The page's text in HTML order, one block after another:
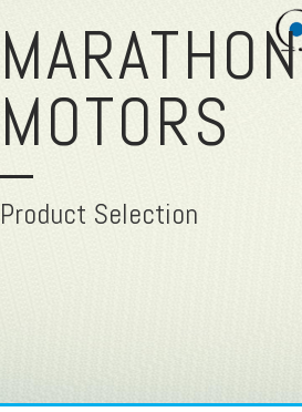
MARATHON
MOTORS
Product Selection